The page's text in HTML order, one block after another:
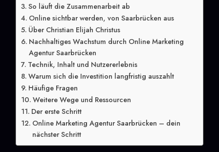
So läuft die Zusammenarbeit ab
Online sichtbar werden, von Saarbrücken aus
Über Christian Elijah Christus
Nachhaltiges Wachstum durch Online Marketing
Agentur Saarbrücken
Technik, Inhalt und Nutzererlebnis
Warum sich die Investition langfristig auszahlt
Häufige Fragen
Weitere Wege und Ressourcen
Der erste Schritt
Online Marketing Agentur Saarbrücken – dein
nächster Schritt